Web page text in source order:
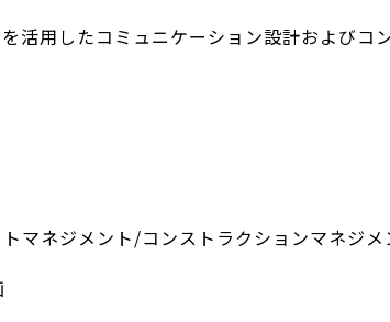
活用したコミュニケーション設計およびコ
マネジメント/コンストラクションマネジ